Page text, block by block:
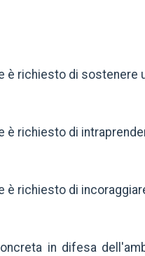
è richiesto di sostenere
è richiesto di
è richiesto di
in difesa